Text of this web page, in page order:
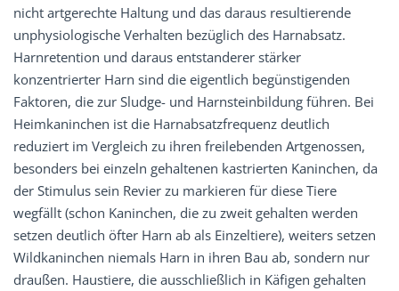
nicht artgerechte Haltung und das daraus resultierende
unphysiologische Verhalten bezüglich des Harnabsatz.
Harnretention und daraus entstanderer stärker
konzentrierter Harn sind die eigentlich begünstigenden
Faktoren, die zur Sludge- und Harnsteinbildung führen. Bei
Heimkaninchen ist die Harnabsatzfrequenz deutlich
reduziert im Vergleich zu ihren freilebenden Artgenossen,
besonders bei einzeln gehaltenen kastrierten Kaninchen, da
der Stimulus sein Revier zu markieren für diese Tiere
wegfällt (schon Kaninchen, die zu zweit gehalten werden
setzen deutlich öfter Harn ab als Einzeltiere), weiters setzen
Wildkaninchen niemals Harn in ihren Bau ab, sondern nur
draußen. Haustiere, die ausschließlich in Käfigen gehalten